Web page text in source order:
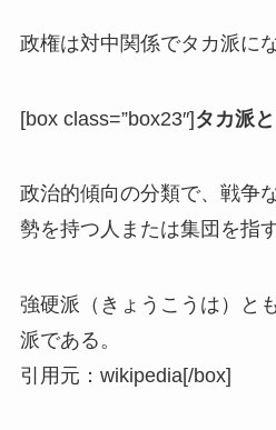
政権は対中関係でタカ派に
[box class=”box23″]タカ派
政治的傾向の分類で、戦争
勢を持つ人または集団を指す
強硬派（きょうこうは）と
派である。
引用元：wikipedia[/box]